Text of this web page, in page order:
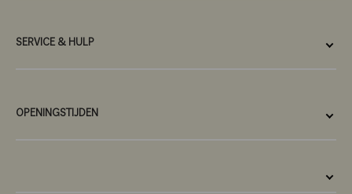
SERVICE & HULP
OPENINGSTIJDEN